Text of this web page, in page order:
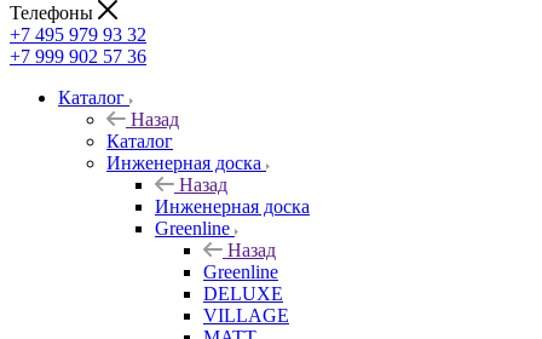
Телефоны
+7 495 979 93 32
+7 999 902 57 36
Каталог
Назад
Каталог
Инженерная доска
Назад
Инженерная доска
Greenline
Назад
Greenline
DELUXE
VILLAGE